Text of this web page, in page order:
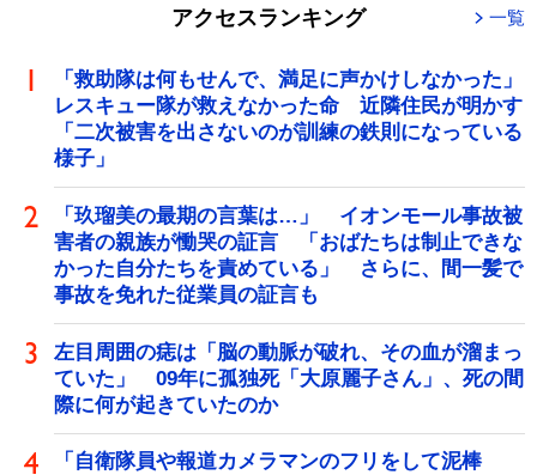
アクセスランキング 一覧
「救助隊は何もせんで、満足に声かけしなかった」
レスキュー隊が救えなかった命 近隣住民が明かす
「二次被害を出さないのが訓練の鉄則になっている
様子」
「玖瑠美の最期の言葉は…」 イオンモール事故被
害者の親族が慟哭の証言 「おばたちは制止できな
かった自分たちを責めている」 さらに、間一髪で
事故を免れた従業員の証言も
左目周囲の痣は「脳の動脈が破れ、その血が溜まっ
ていた」 09年に孤独死「大原麗子さん」、死の間
際に何が起きていたのか
「自衛隊員や報道カメラマンのフリをして泥棒